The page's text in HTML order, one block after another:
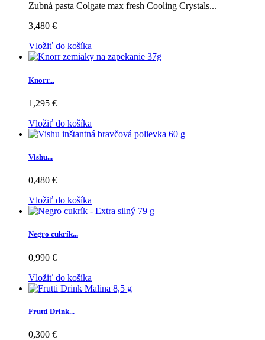
Zubná pasta Colgate max fresh Cooling Crystals...
3,480 €
Vložiť do košíka
Knorr...
1,295 €
Vložiť do košíka
Vishu...
0,480 €
Vložiť do košíka
Negro cukrík...
0,990 €
Vložiť do košíka
Frutti Drink...
0,300 €